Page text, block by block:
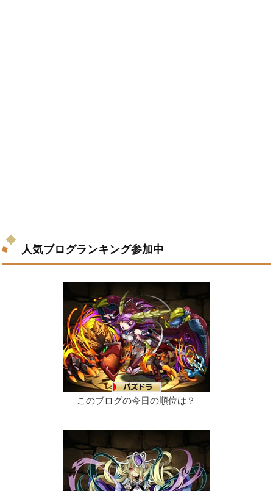
人気ブログランキング参加中
このブログの今日の順位は？